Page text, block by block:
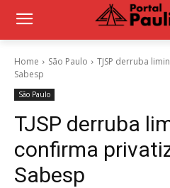
Home São Paulo
TJSP derruba
Sabesp
São Paulo
TJSP derruba
confirma
Sabesp